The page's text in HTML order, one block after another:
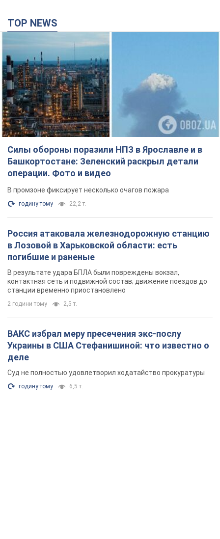
TOP NEWS
Силы обороны поразили НПЗ в Ярославле и в
Башкортостане: Зеленский раскрыл детали
операции. Фото и видео
В промзоне фиксирует несколько очагов пожара
годину тому 22,2 т.
Россия атаковала железнодорожную станцию
в Лозовой в Харьковской области: есть
погибшие и раненые
В результате удара БПЛА были повреждены вокзал,
контактная сеть и подвижной состав; движение поездов до
станции временно приостановлено
2 години тому 2,5 т.
ВАКС избрал меру пресечения экс-послу
Украины в США Стефанишиной: что известно о
деле
Суд не полностью удовлетворил ходатайство прокуратуры
годину тому 6,5 т.